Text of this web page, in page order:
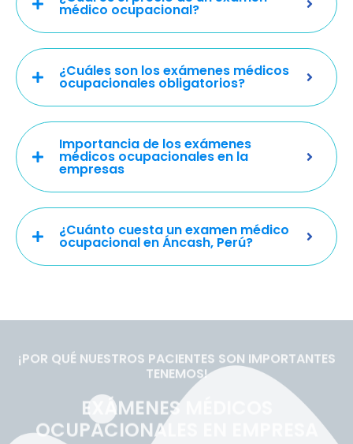
médico ocupacional?
¿Cuáles son los exámenes médicos
ocupacionales obligatorios?
Importancia de los exámenes
médicos ocupacionales en la
empresas
¿Cuánto cuesta un examen médico
ocupacional en Áncash, Perú?
¡POR QUÉ NUESTROS PACIENTES SON IMPORTANTES
TENEMOS!
EXÁMENES MÉDICOS
OCUPACIONALES EN EMPRESA